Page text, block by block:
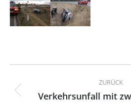
ZURÜCK
Verkehrsunfall mit